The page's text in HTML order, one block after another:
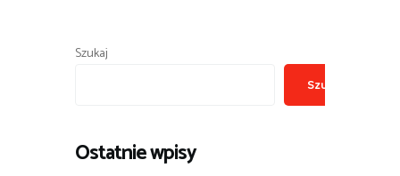
Szukaj
Szukaj
Ostatnie wpisy